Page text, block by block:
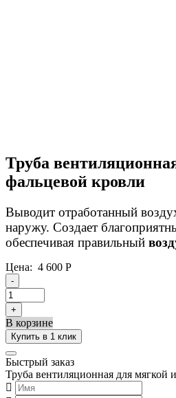
Труба
фальцевой кровли
Выводит отработанный
наружу. Создает
обеспечивая правильный
Цена: 4 600 Р
-
+
В корзине
Купить в 1 клик
Быстрый заказ
Труба вентиляционная для мягкой